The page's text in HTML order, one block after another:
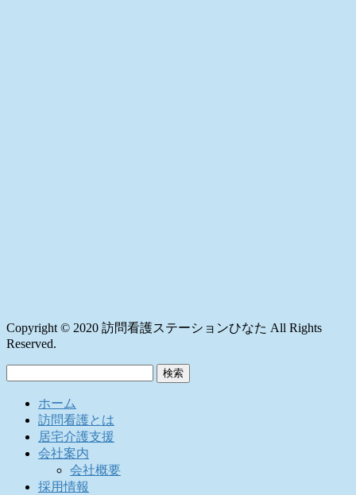
Copyright © 2020 訪問看護ステーションひなた All Rights
Reserved.
ホーム
訪問看護とは
居宅介護支援
会社案内
会社概要
採用情報